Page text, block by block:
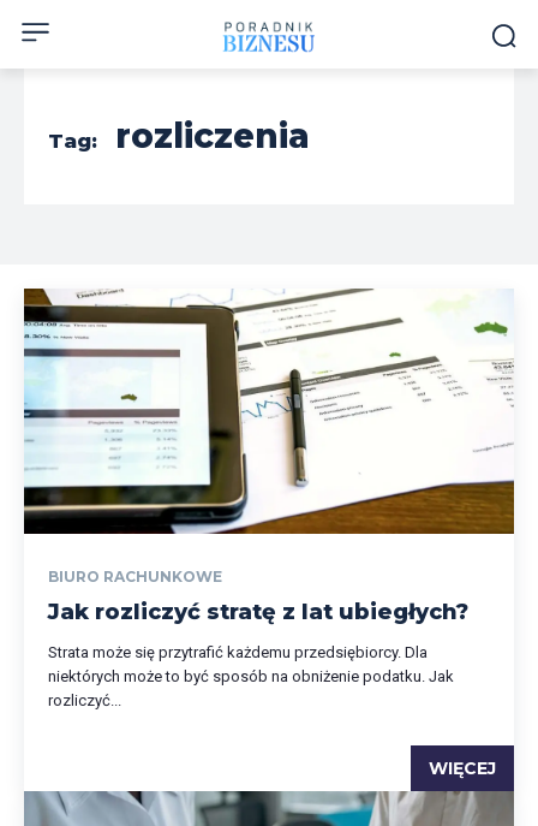
Tag: rozliczenia
BIURO RACHUNKOWE
Jak rozliczyć stratę z lat ubiegłych?
Strata może się przytrafić każdemu przedsiębiorcy. Dla
niektórych może to być sposób na obniżenie podatku. Jak
rozliczyć...
WIĘCEJ